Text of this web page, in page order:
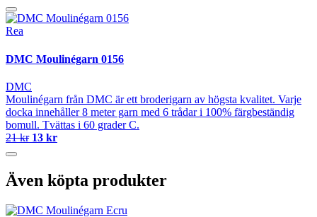
Rea
DMC Moulinégarn 0156
DMC
Moulinégarn från DMC är ett broderigarn av högsta kvalitet. Varje
docka innehåller 8 meter garn med 6 trådar i 100% färgbeständig
bomull. Tvättas i 60 grader C.
21 kr 13 kr
Även köpta produkter